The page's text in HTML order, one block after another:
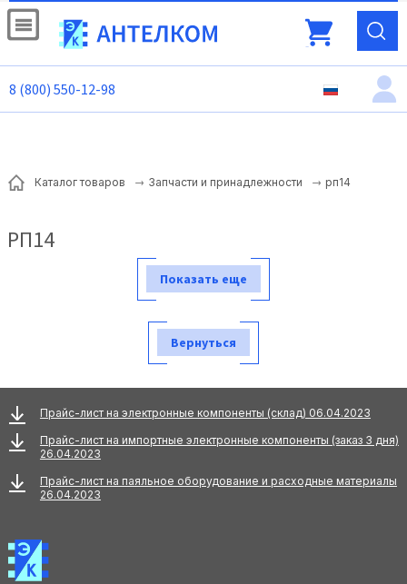
8 (800) 550-12-98
Каталог товаров Запчасти и принадлежности рп14
РП14
Показать еще
Вернуться
Прайс-лист на электронные компоненты (склад) 06.04.2023
Прайс-лист на импортные электронные компоненты (заказ 3 дня)
26.04.2023
Прайс-лист на паяльное оборудование и расходные материалы
26.04.2023